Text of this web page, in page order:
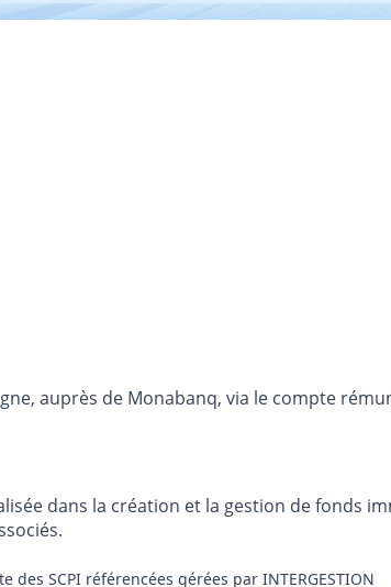
auprès de Monabanq, via le compte
dans la création et la gestion de fonds
des SCPI référencées gérées par INTERGESTION